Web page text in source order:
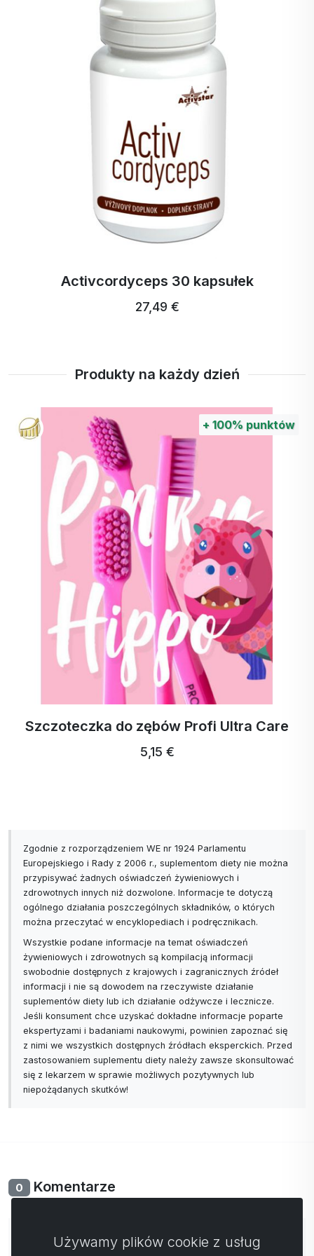
Europejski Urząd ds. Bezpieczeństwa Żywności
pozytywnie ocenił oświadczenie zdrowotne
dotyczące zmniejszonej poposiłkowej odpowiedzi
glikemicznej dla inuliny i oligofruktozy Orafti®. Nie
tylko w Europie, ale także w USA, inulina i
oligofruktoza Orafti® firmy BENEO są uznawane
przez oficjalne władze. Inulina z korzenia cykorii i
oligofruktoza firmy BENEO znajdują się obecnie
oficjalnie na liście zatwierdzonych przez FDA
błonników spożywczych. Błonnik z korzenia
cykorii to jedyne sprawdzone prebiotyki roślinne.
Naukowa baza danych błonnika prebiotycznego
Activcordyceps 30 kapsułek
27,49 €
Produkty na każdy dzień
+ 100% punktów
Szczoteczka do zębów Profi Ultra Care
5,15 €
Zgodnie z rozporządzeniem WE nr 1924 Parlamentu
Europejskiego i Rady z 2006 r., suplementom diety nie można
przypisywać żadnych oświadczeń żywieniowych i
zdrowotnych innych niż dozwolone. Informacje te dotyczą
ogólnego działania poszczególnych składników, o których
można przeczytać w encyklopediach i podręcznikach.
Wszystkie podane informacje na temat oświadczeń
żywieniowych i zdrowotnych są kompilacją informacji
swobodnie dostępnych z krajowych i zagranicznych źródeł
informacji i nie są dowodem na rzeczywiste działanie
suplementów diety lub ich działanie odżywcze i lecznicze.
Jeśli konsument chce uzyskać dokładne informacje poparte
ekspertyzami i badaniami naukowymi, powinien zapoznać się
z nimi we wszystkich dostępnych źródłach eksperckich. Przed
zastosowaniem suplementu diety należy zawsze skonsultować
się z lekarzem w sprawie możliwych pozytywnych lub
niepożądanych skutków!
0 Komentarze
Nie ma jeszcze komentarzy. Bądź pierwszy ze swoim
komentarzem.
Używamy plików cookie z usług